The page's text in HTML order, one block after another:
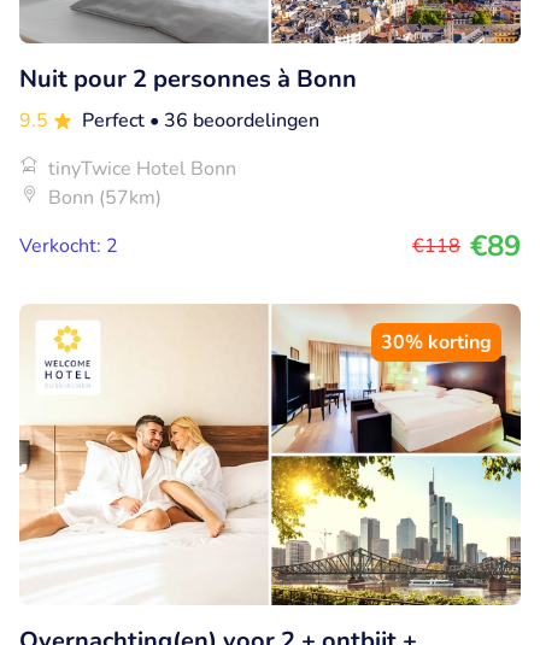
Nuit pour 2 personnes à Bonn
9.5 Perfect • 36 beoordelingen
tinyTwice Hotel Bonn
Bonn (57km)
Verkocht: 2
€118 €89
30% korting